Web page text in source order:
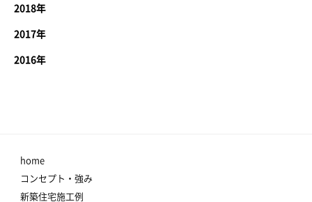
2018年
2017年
2016年
home
コンセプト・強み
新築住宅施工例